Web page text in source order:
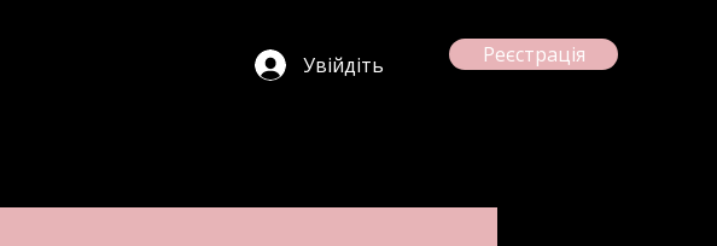
Увійдіть Реєстрація